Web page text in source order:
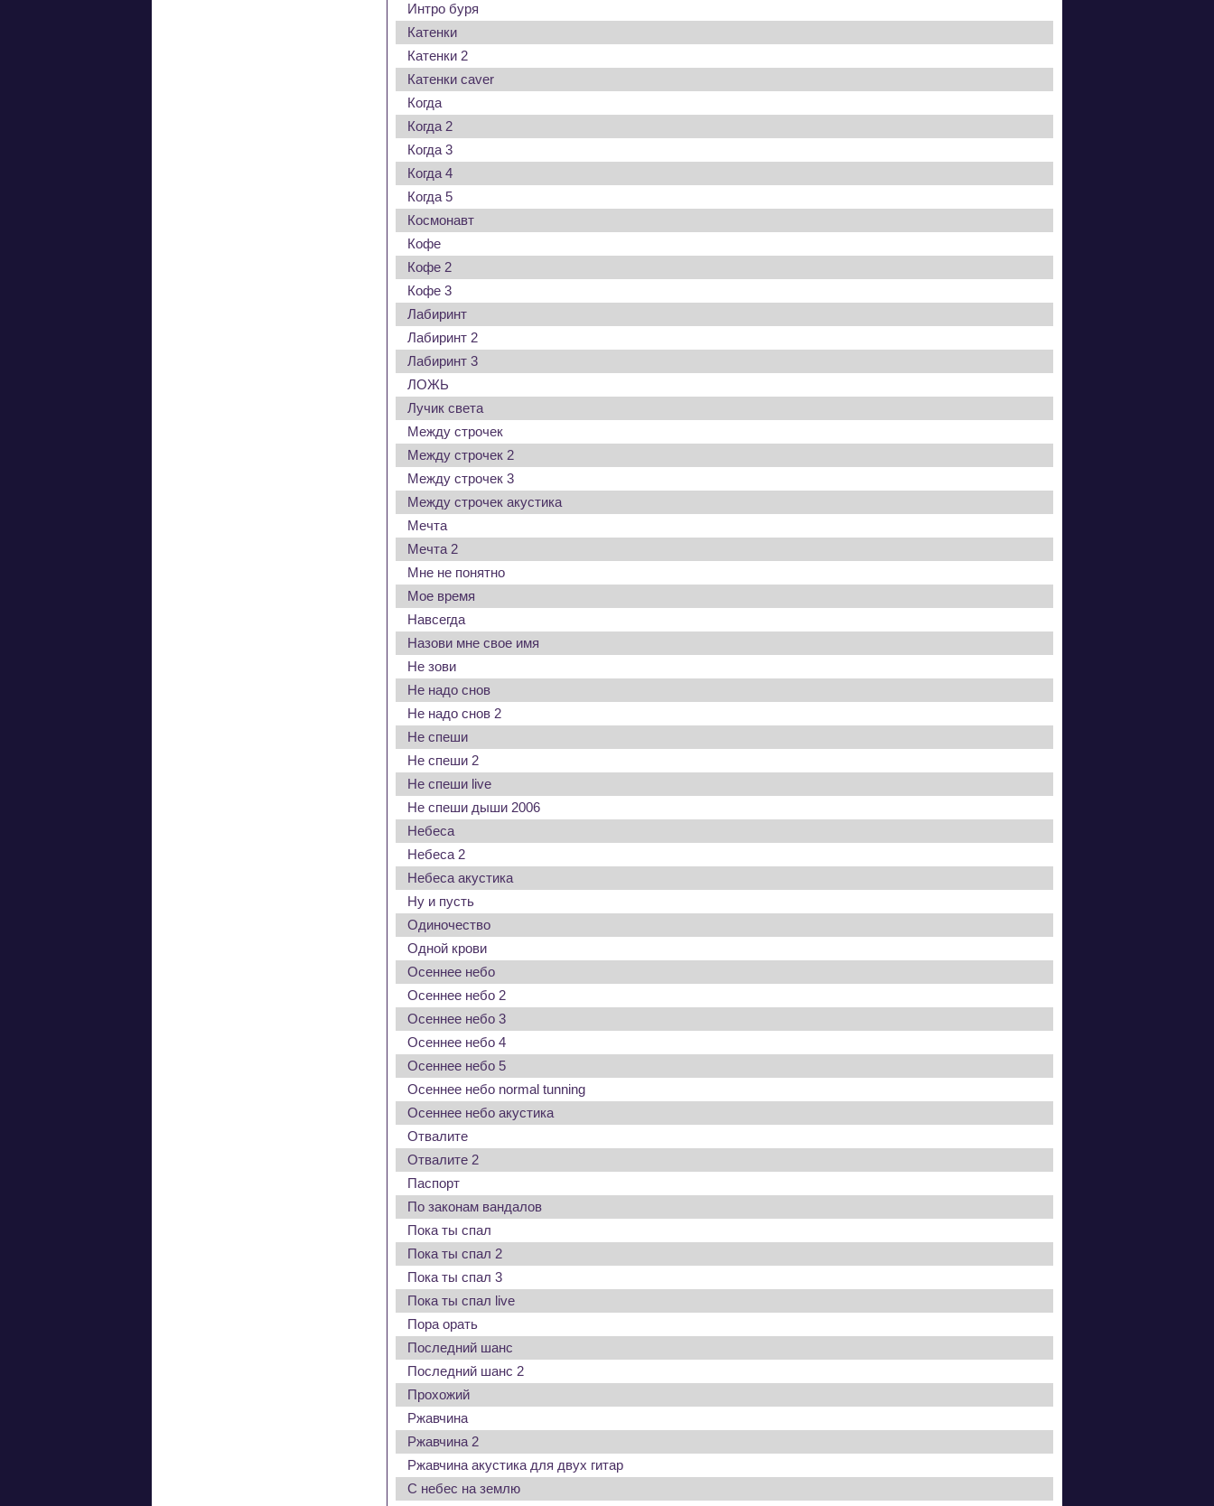
Интро буря
Катенки
Катенки 2
Катенки caver
Когда
Когда 2
Когда 3
Когда 4
Когда 5
Космонавт
Кофе
Кофе 2
Кофе 3
Лабиринт
Лабиринт 2
Лабиринт 3
ЛОЖЬ
Лучик света
Между строчек
Между строчек 2
Между строчек 3
Между строчек акустика
Мечта
Мечта 2
Мне не понятно
Мое время
Навсегда
Назови мне свое имя
Не зови
Не надо снов
Не надо снов 2
Не спеши
Не спеши 2
Не спеши live
Не спеши дыши 2006
Небеса
Небеса 2
Небеса акустика
Ну и пусть
Одиночество
Одной крови
Осеннее небо
Осеннее небо 2
Осеннее небо 3
Осеннее небо 4
Осеннее небо 5
Осеннее небо normal tunning
Осеннее небо акустика
Отвалите
Отвалите 2
Паспорт
По законам вандалов
Пока ты спал
Пока ты спал 2
Пока ты спал 3
Пока ты спал live
Пора орать
Последний шанс
Последний шанс 2
Прохожий
Ржавчина
Ржавчина 2
Ржавчина акустика для двух гитар
С небес на землю